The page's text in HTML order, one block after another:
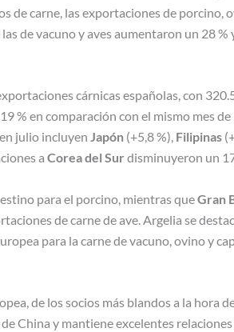
de carne, las exportaciones de porcino,
de vacuno y aves aumentaron un 28 %
cárnicas españolas, con
% en comparación con el mismo mes
julio incluyen Japón (+5,8 %), Filipinas
a Corea del Sur disminuyeron un
para el porcino, mientras queGran
de carne de ave. Argelia se
para la carne de vacuno, ovino y
de los socios más blandos a la hora
China y mantiene excelentes